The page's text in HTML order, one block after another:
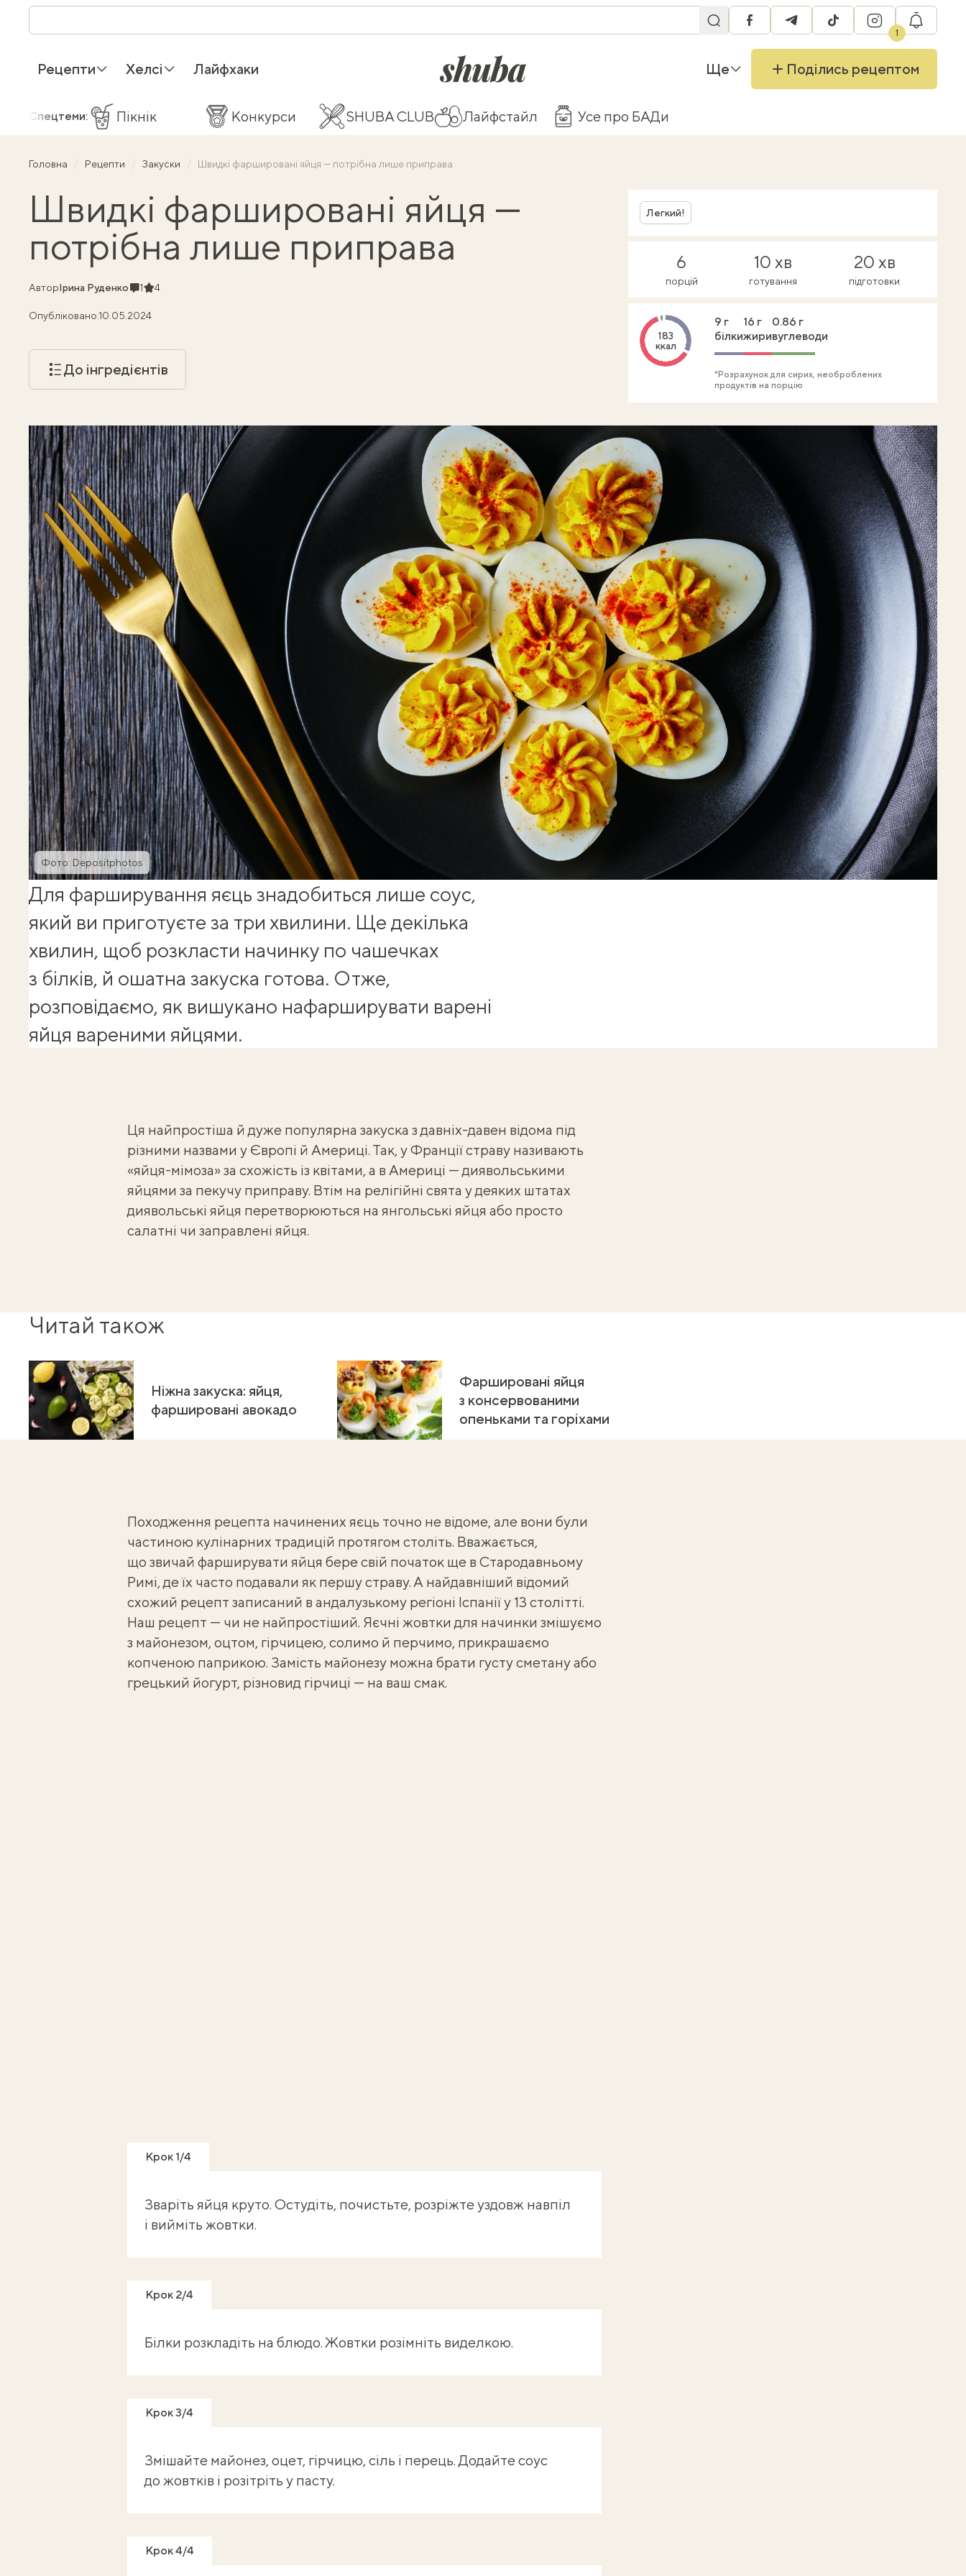
facebooktelegramtiktok instagram
1
Рецепти Хелсі Лайфхаки shuba.life Ще Поділись рецептом
Спецтеми: Пікнік Конкурси SHUBA CLUB Лайфстайл Усе про БАДи
Головна Рецепти Закуски Швидкі фаршировані яйця — потрібна лише приправа
Швидкі фаршировані яйця —
потрібна лише приправа
АвторІрина РуденкоКоментарі
1Рейтинг
4
Опубліковано:10.05.2024
До інгредієнтів
Фото: Depositphotos
Легкий!
6
порцій
10 хв
готування
20 хв
підготовки
183
ккал
9 г
білки
16 г
жири
0.86 г
вуглеводи
*Розрахунок для сирих, необроблених
продуктів на порцію
Для фарширування яєць знадобиться лише соус,
який ви приготуєте за три хвилини. Ще декілька
хвилин, щоб розкласти начинку по чашечках
з білків, й ошатна закуска готова. Отже,
розповідаємо, як вишукано нафарширувати варені
яйця вареними яйцями.
Ця найпростіша й дуже популярна закуска з давніх-давен відома під
різними назвами у Європі й Америці. Так, у Франції страву називають
«яйця-мімоза» за схожість із квітами, а в Америці — диявольськими
яйцями за пекучу приправу. Втім на релігійні свята у деяких штатах
диявольські яйця перетворюються на янгольські яйця або просто
салатні чи заправлені яйця.
Читай також
Ніжна закуска: яйця,
фаршировані авокадо
Фаршировані яйця
з консервованими
опеньками та горіхами
Походження рецепта начинених яєць точно не відоме, але вони були
частиною кулінарних традицій протягом століть. Вважається,
що звичай фарширувати яйця бере свій початок ще в Стародавньому
Римі, де їх часто подавали як першу страву. А найдавніший відомий
схожий рецепт записаний в андалузькому регіоні Іспанії у 13 столітті.
Наш рецепт — чи не найпростіший. Яєчні жовтки для начинки змішуємо
з майонезом, оцтом, гірчицею, солимо й перчимо, прикрашаємо
копченою паприкою. Замість майонезу можна брати густу сметану або
грецький йогурт, різновид гірчиці — на ваш смак.
Крок 1/4
Зваріть яйця круто. Остудіть, почистьте, розріжте уздовж навпіл
і вийміть жовтки.
Крок 2/4
Білки розкладіть на блюдо. Жовтки розімніть виделкою.
Крок 3/4
Змішайте майонез, оцет, гірчицю, сіль і перець. Додайте соус
до жовтків і розітріть у пасту.
Крок 4/4